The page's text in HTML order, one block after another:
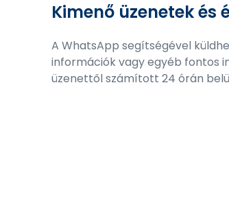
Kimenő üzenetek
A WhatsApp segítségével
információk vagy egyéb fontos
üzenettől számított 24 órán